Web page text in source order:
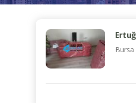
Bursa